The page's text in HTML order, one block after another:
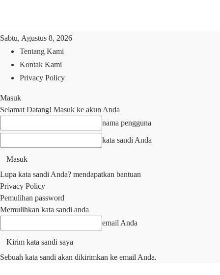
Sabtu, Agustus 8, 2026
Tentang Kami
Kontak Kami
Privacy Policy
Masuk
Selamat Datang! Masuk ke akun Anda
nama pengguna
kata sandi Anda
Lupa kata sandi Anda? mendapatkan bantuan
Privacy Policy
Pemulihan password
Memulihkan kata sandi anda
email Anda
Sebuah kata sandi akan dikirimkan ke email Anda.